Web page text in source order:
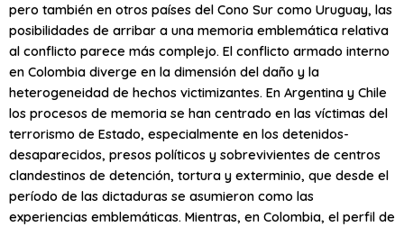
pero también en otros países del Cono Sur como Uruguay, las
posibilidades de arribar a una memoria emblemática relativa
al conflicto parece más complejo. El conflicto armado interno
en Colombia diverge en la dimensión del daño y la
heterogeneidad de hechos victimizantes. En Argentina y Chile
los procesos de memoria se han centrado en las víctimas del
terrorismo de Estado, especialmente en los detenidos-
desaparecidos, presos políticos y sobrevivientes de centros
clandestinos de detención, tortura y exterminio, que desde el
período de las dictaduras se asumieron como las
experiencias emblemáticas. Mientras, en Colombia, el perfil de